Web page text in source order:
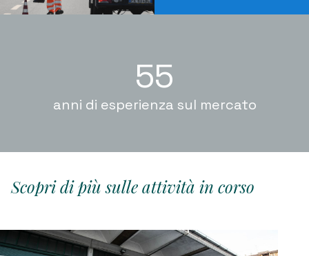
55
anni di esperienza sul mercato
Scopri di più sulle attività in corso